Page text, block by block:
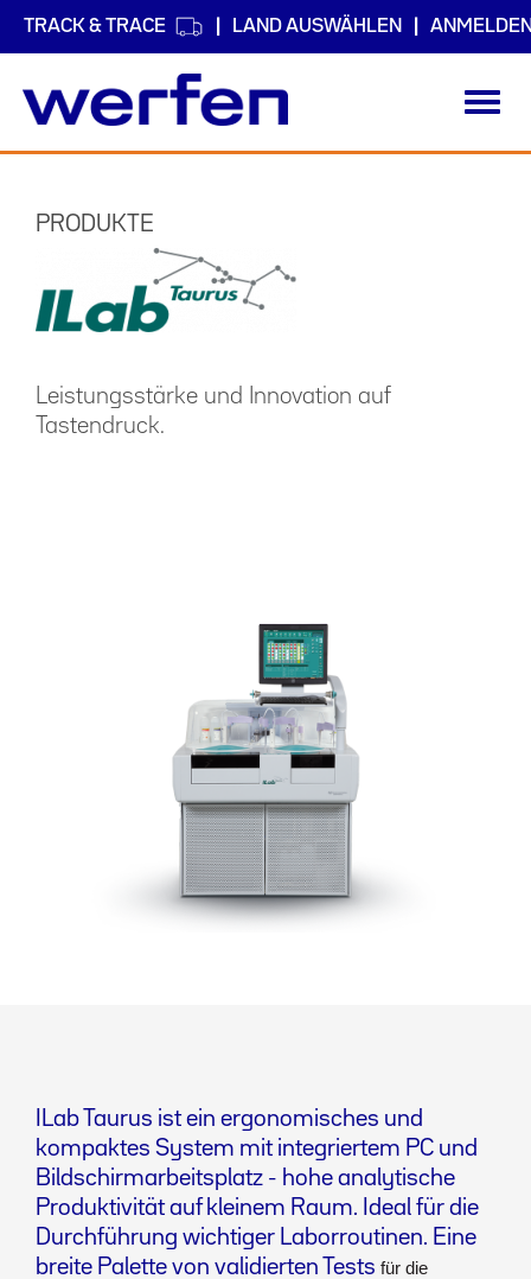
TRACK & TRACE LAND AUSWÄHLEN
InhaltPRODUKTE
Leistungsstärke und Innovation auf
Tastendruck.
ILab Taurus ist ein ergonomisches und
kompaktes System mit integriertem PC und
Bildschirmarbeitsplatz - hohe analytische
Produktivität auf kleinem Raum. Ideal für die
Durchführung wichtiger Laborroutinen. Eine
breite Palette von validierten Tests für die